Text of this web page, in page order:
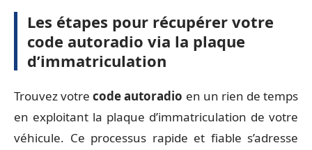
Les étapes pour récupérer votre
code autoradio via la plaque
d’immatriculation
Trouvez votrecode autoradio en un rien de temps
en exploitant la plaque d’immatriculation de votre
véhicule. Ce processus rapide et fiable s’adresse